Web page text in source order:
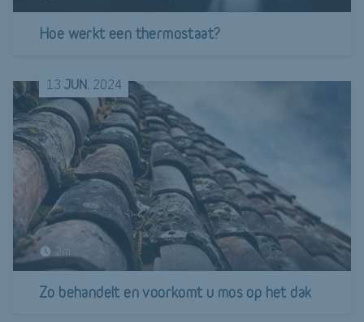
Hoe werkt een thermostaat?
13 JUN. 2024
2m
Zo behandelt en voorkomt u mos op het dak